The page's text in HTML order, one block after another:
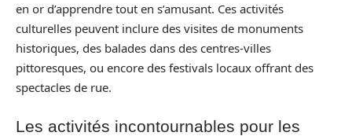
en or d’apprendre tout en s’amusant. Ces activités
culturelles peuvent inclure des visites de monuments
historiques, des balades dans des centres-villes
pittoresques, ou encore des festivals locaux offrant des
spectacles de rue.
Les activités incontournables pour les